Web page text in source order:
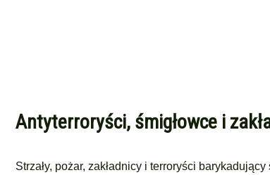
Antyterroryści, śmigłowce i
Strzały, pożar, zakładnicy i terroryści